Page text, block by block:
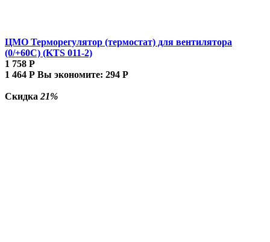
ЦМО Терморегулятор (термостат) для вентилятора
(0/+60С) (KTS 011-2)
1 758 Р
1 464 Р Вы экономите: 294 Р
Скидка 21%